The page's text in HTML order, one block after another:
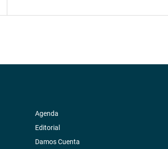
Agenda
Editorial
Damos Cuenta